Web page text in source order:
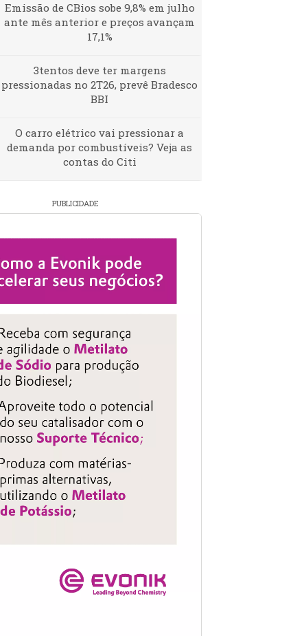
Emissão de CBios sobe 9,8% em julho
ante mês anterior e preços avançam
17,1%
3tentos deve ter margens
pressionadas no 2T26, prevê Bradesco
BBI
O carro elétrico vai pressionar a
demanda por combustíveis? Veja as
contas do Citi
PUBLICIDADE